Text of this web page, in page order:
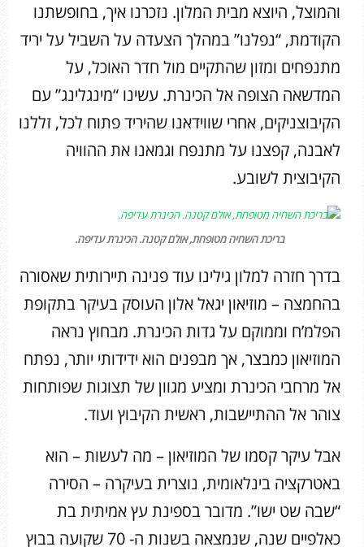
והמוצל, היוצא מבית המלון. נזכרנו איך, בחופשתנו
הקודמת, “נפלנו” במהלך הצעדה על השביל על יריד
מתנפחים ומזון שהתקיים מול חדר האוכל, על
המדשאה הצופה אל הכינרת. עשינו “מינגלינג” עם
הקיבוצניקים, אחרי שווידאנו שהיריד פתוח לכל, זללנו
לאבנה, קפצנו על מתנפח וגמאנו את ההוויה
הקיבוצית לשובע.
בריכת השחיה מטופחת, אולם קטנה. הכינרת עדיפה.
בדרך חזרה למלון גילינו עוד פנינה תיירותית שאסורה
בהחמצה – מוזיאון יגאל אלון העוסק בעיקר בתקופת
הפלמ’ח וממוקם על גדות הכינרת. מבחוץ נראה
המוזיאון כמבצר, אך מבפנים הוא ידידותי יותר, נפתח
אל מרחבי הכינרת ומציע מגוון של תצוגות שפותחות
צוהר אל ההתיישבות, ראשית הקיבוץ ועוד.
אבל עיקר קסמו של המוזיאון – מה לעשות – הוא
באטרקציה בינלאומית, נוצרית בעיקרה – הסירה
“שבה שט ישו”. מדובר בספינת עץ אמיתית בת
כאלפיים שנה, שנמצאה בשנות ה- 70 שקועה בבוץ